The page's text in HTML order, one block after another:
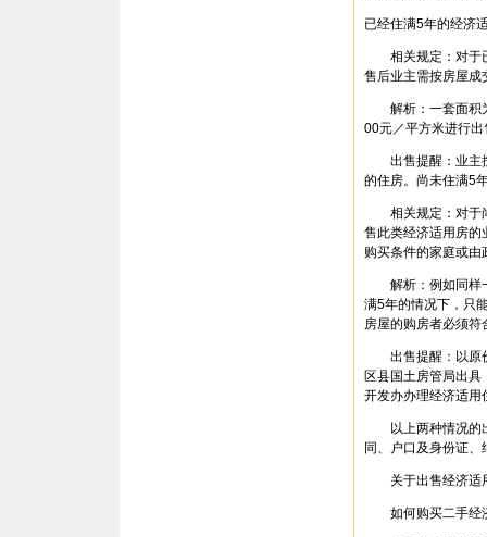
已经住满5年的经济
相关规定：对于已
售后业主需按房屋成
解析：一套面积为
00元／平方米进行
出售提醒：业主按
的住房。尚未住满5
相关规定：对于尚
售此类经济适用房的
购买条件的家庭或
解析：例如同样一
满5年的情况下，只
房屋的购房者必须
出售提醒：以原价
区县国土房管局出
开发办办理经济适用
以上两种情况的出
同、户口及身份证
关于出售经济适用
如何购买二手经